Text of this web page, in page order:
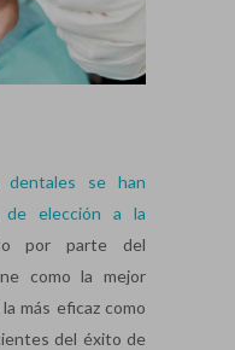
dentales se han
de elección a la
por parte del
como la mejor
más eficaz como
del éxito de